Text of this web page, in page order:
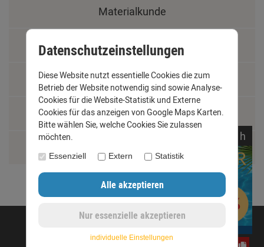
Materialkunde
Fachbegriffe
Jobs
Montage und Installationshilfen
©opyright 2020 - www.dachrinnen-shop.de
h
Datenschutzeinstellungen
Diese Website nutzt essentielle Cookies die zum
Betrieb der Website notwendig sind sowie Analyse-
Cookies für die Website-Statistik und Externe
Cookies für das anzeigen von Google Maps Karten.
Bitte wählen Sie, welche Cookies Sie zulassen
möchten.
Essenziell Extern Statistik
individuelle Einstellungen